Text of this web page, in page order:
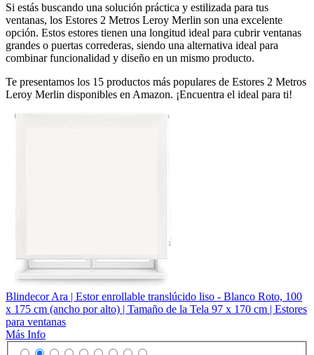
Si estás buscando una solución práctica y estilizada para tus
ventanas, los Estores 2 Metros Leroy Merlin son una excelente
opción. Estos estores tienen una longitud ideal para cubrir ventanas
grandes o puertas correderas, siendo una alternativa ideal para
combinar funcionalidad y diseño en un mismo producto.
Te presentamos los 15 productos más populares de Estores 2 Metros
Leroy Merlin disponibles en Amazon. ¡Encuentra el ideal para ti!
Blindecor Ara | Estor enrollable translúcido liso - Blanco Roto, 100
x 175 cm (ancho por alto) | Tamaño de la Tela 97 x 170 cm | Estores
para ventanas
Más Info